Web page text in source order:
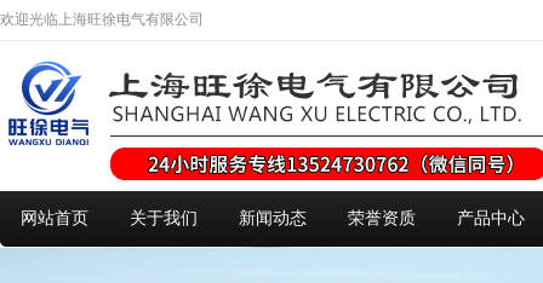
欢迎光临上海旺徐电气有限公司
网站首页 关于我们 新闻动态 荣誉资质 产品中心